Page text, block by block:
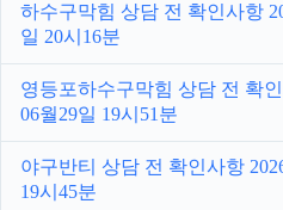
하수구막힘 상담 전 확인사항
일 20시16분
영등포하수구막힘 상담 전 확
06월29일 19시51분
야구반티 상담 전 확인사항
19시45분